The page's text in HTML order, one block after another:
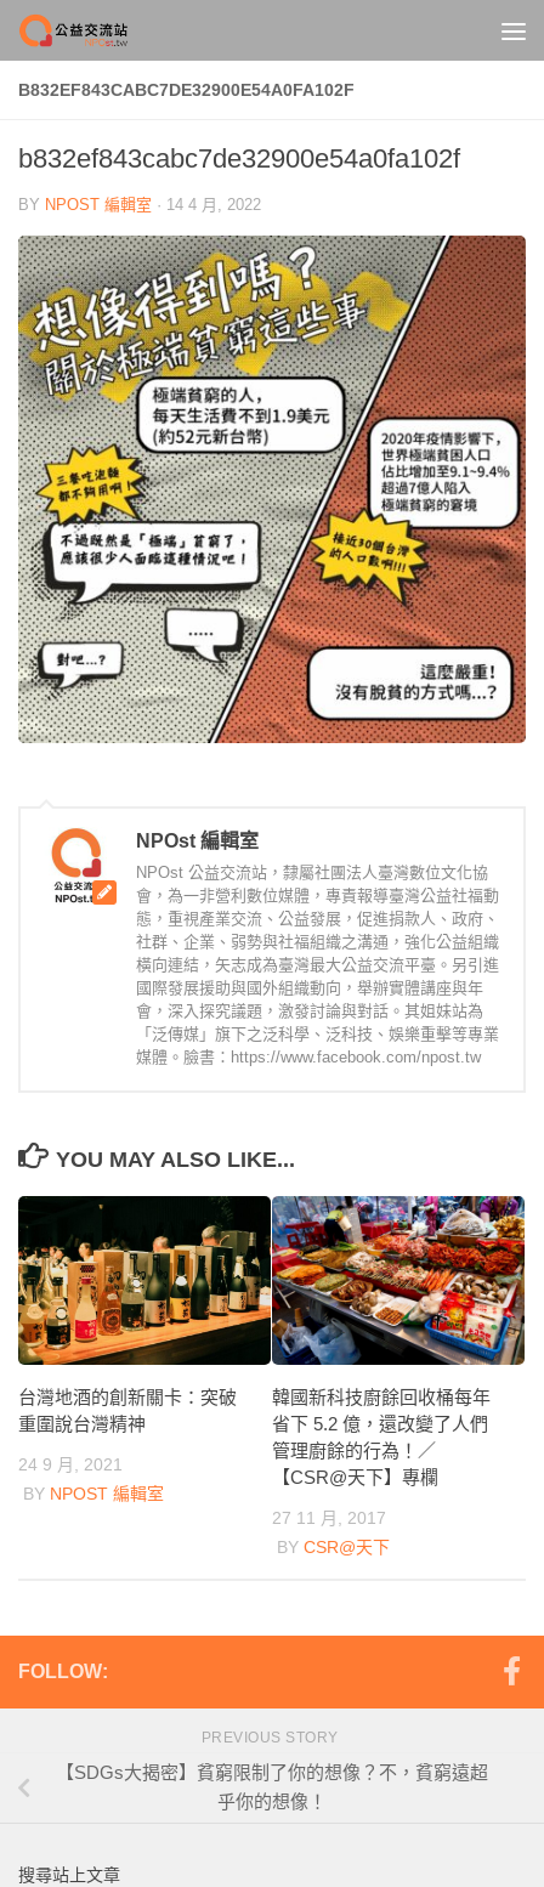
Skip to content
B832EF843CABC7DE32900E54A0FA102F
b832ef843cabc7de32900e54a0fa102f
BY NPOST 編輯室 · 14 4 月, 2022
NPOst 編輯室
NPOst 公益交流站，隸屬社團法人臺灣數位文化協
會，為一非營利數位媒體，專責報導臺灣公益社福動
態，重視產業交流、公益發展，促進捐款人、政府、
社群、企業、弱勢與社福組織之溝通，強化公益組織
橫向連結，矢志成為臺灣最大公益交流平臺。另引進
國際發展援助與國外組織動向，舉辦實體講座與年
會，深入探究議題，激發討論與對話。其姐妹站為
「泛傳媒」旗下之泛科學、泛科技、娛樂重擊等專業
媒體。臉書：https://www.facebook.com/npost.tw
YOU MAY ALSO LIKE...
台灣地酒的創新關卡：突破
重圍說台灣精神
24 9 月, 2021
BY NPOST 編輯室
韓國新科技廚餘回收桶每年
省下 5.2 億，還改變了人們
管理廚餘的行為！／
【CSR@天下】專欄
27 11 月, 2017
BY CSR@天下
FOLLOW:
PREVIOUS STORY
【SDGs大揭密】貧窮限制了你的想像？不，貧窮遠超
乎你的想像！
搜尋站上文章